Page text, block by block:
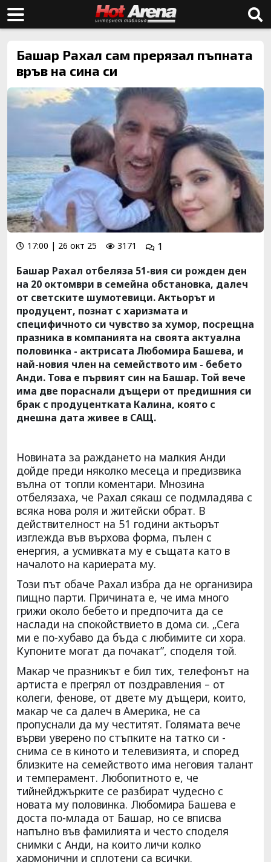
Башар Рахал сам прерязал пъпната
връв на сина си
17:00 | 26 окт 25 3171
1
Башар Рахал отбеляза 51-вия си рожден ден
на 20 октомври в семейна обстановка, далеч
от светските шумотевици. Актьорът и
продуцент, познат с харизмата и
специфичното си чувство за хумор, посрещна
празника в компанията на своята актуална
половинка - актрисата Любомира Башева, и
най-новия член на семейството им - бебето
Анди. Това е първият син на Башар. Той вече
има две пораснали дъщери от предишния си
брак с продуцентката Калина, която с
днешна дата живее в САЩ.
Новината за раждането на малкия Анди
дойде преди няколко месеца и предизвика
вълна от топли коментари. Мнозина
отбелязаха, че Рахал сякаш се подмладява с
всяка нова роля и житейски обрат. В
действителност на 51 години актьорът
изглежда във върхова форма, пълен с
енергия, а усмивката му е същата като в
началото на кариерата му.
Този път обаче Рахал избра да не организира
пищно парти. Причината е, че има много
грижи около бебето и предпочита да се
наслади на спокойствието в дома си. „Сега
ми е по-хубаво да бъда с любимите си хора.
Купоните могат да почакат”, споделя той.
Макар че празникът е бил тих, телефонът на
артиста е прегрял от поздравления – от
колеги, фенове, от двете му дъщери, които,
макар че са далеч в Америка, не са
пропуснали да му честитят. Голямата вече
върви уверено по стъпките на татко си -
снима се в киното и телевизията, и според
близките на семейството има неговия талант
и темперамент. Любопитното е, че
тийнейджърките се разбират чудесно с
новата му половинка. Любомира Башева е
доста по-млада от Башар, но се вписва
напълно във фамилията и често споделя
снимки с Анди, на които личи колко
хармонични и сплотени са всички.